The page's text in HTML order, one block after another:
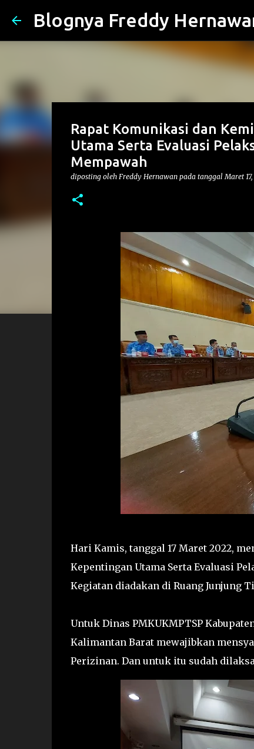
Blognya Freddy
Rapat Komunikasi dan
Utama Serta Evaluasi
Mempawah
diposting oleh Freddy Hernawan pada tanggalMaret
Hari Kamis, tanggal 17 Maret 2022,
Kepentingan Utama Serta Evaluasi
Kegiatan diadakan di Ruang Junjung
Untuk Dinas PMKUKMPTSP
Kalimantan Barat mewajibkan
Perizinan. Dan untuk itu sudah